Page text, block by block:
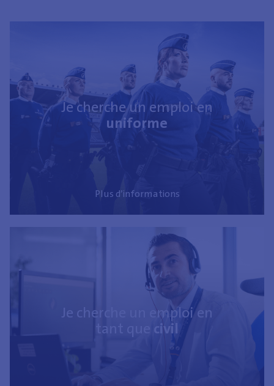
Je cherche un emploi en
uniforme
Plus d’informations
Je cherche un emploi en
tant que civil